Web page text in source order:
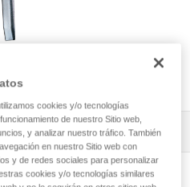
1 Filtrar
cookies y/o tecnologías
de nuestro Sitio web,
y analizar nuestro tráfico. También
en nuestro Sitio web con
y de redes sociales para personalizar
cookies y/o tecnologías similares